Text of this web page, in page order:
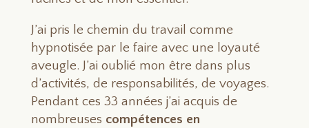
J’ai pris le chemin du travail comme
hypnotisée par le faire avec une loyauté
aveugle. J’ai oublié mon être dans plus
d’activités, de responsabilités, de voyages.
Pendant ces 33 années j’ai acquis de
nombreuses compétences en